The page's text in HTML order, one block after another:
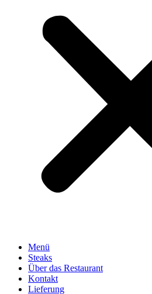
Menü
Steaks
Über das Restaurant
Kontakt
Lieferung